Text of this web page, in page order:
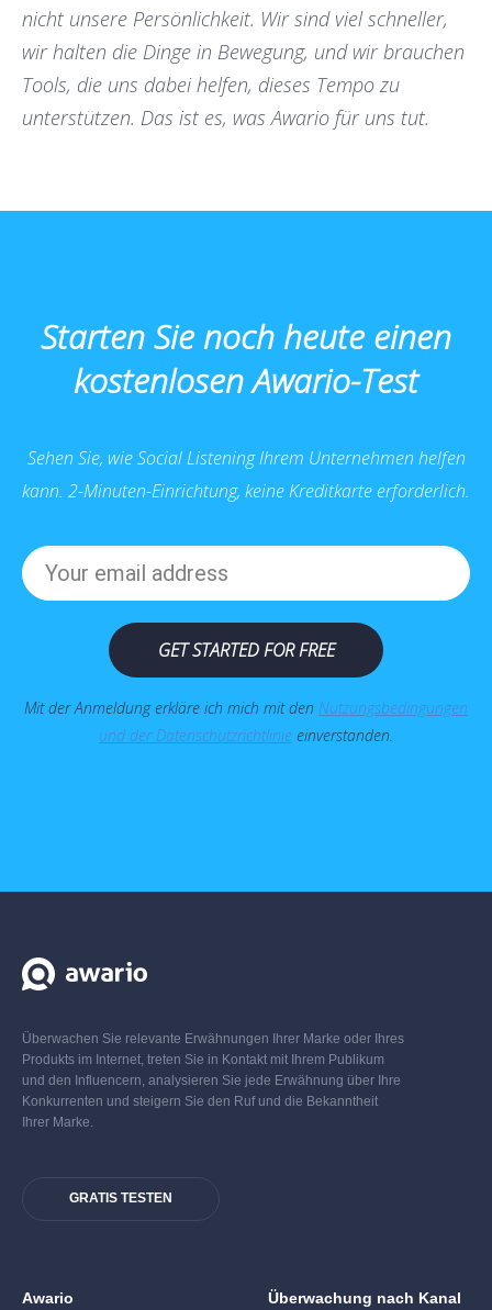
nicht unsere Persönlichkeit. Wir sind viel schneller,
wir halten die Dinge in Bewegung, und wir brauchen
Tools, die uns dabei helfen, dieses Tempo zu
unterstützen. Das ist es, was Awario für uns tut.
Starten Sie noch heute einen
kostenlosen Awario-Test
Sehen Sie, wie Social Listening Ihrem Unternehmen helfen
kann. 2-Minuten-Einrichtung, keine Kreditkarte erforderlich.
GET STARTED FOR FREE
Mit der Anmeldung erkläre ich mich mit den Nutzungsbedingungen
und der Datenschutzrichtlinie einverstanden.
Überwachen Sie relevante Erwähnungen Ihrer Marke oder Ihres
Produkts im Internet, treten Sie in Kontakt mit Ihrem Publikum
und den Influencern, analysieren Sie jede Erwähnung über Ihre
Konkurrenten und steigern Sie den Ruf und die Bekanntheit
Ihrer Marke.
GRATIS TESTEN
Awario Überwachung nach Kanal